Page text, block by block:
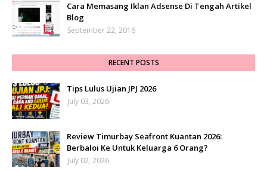
Cara Memasang Iklan Adsense Di Tengah Artikel
Blog
September 22, 2016
RECENT POSTS
Tips Lulus Ujian JPJ 2026
July 03, 2026
Review Timurbay Seafront Kuantan 2026:
Berbaloi Ke Untuk Keluarga 6 Orang?
July 02, 2026